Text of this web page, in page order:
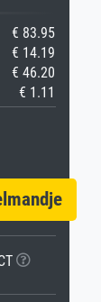
€ 83.95
€ 14.19
€ 46.20
€ 1.11